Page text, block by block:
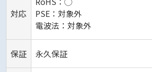
対応
PSE：対象外
電波法：対象外
保証 永久保証